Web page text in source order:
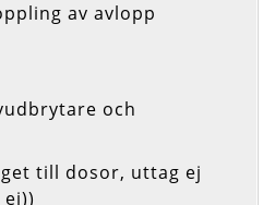
av avlopp
och
till dosor, uttag ej